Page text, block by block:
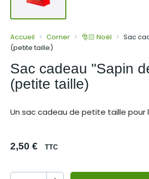
Accueil Corner 🎅🏻 Noël
Sac
(petite taille)
Sac cadeau "Sapin
(petite taille)
Un sac cadeau de petite taille pour
2,50 € TTC